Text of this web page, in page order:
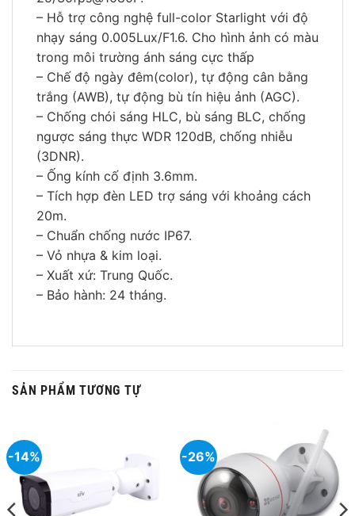
– Hỗ trợ công nghệ full-color Starlight với độ
nhạy sáng 0.005Lux/F1.6. Cho hình ảnh có màu
trong môi trường ánh sáng cực thấp
– Chế độ ngày đêm(color), tự động cân bằng
trắng (AWB), tự động bù tín hiệu ảnh (AGC).
– Chống chói sáng HLC, bù sáng BLC, chống
ngược sáng thực WDR 120dB, chống nhiễu
(3DNR).
– Ống kính cố định 3.6mm.
– Tích hợp đèn LED trợ sáng với khoảng cách
20m.
– Chuẩn chống nước IP67.
– Vỏ nhựa & kim loại.
– Xuất xứ: Trung Quốc.
– Bảo hành: 24 tháng.
SẢN PHẨM TƯƠNG TỰ
-14% -26%